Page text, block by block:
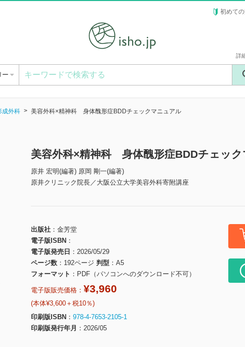
初めて
ー
詳
成外科 美容外科×精神科 身体醜形症BDDチェックマニュアル
美容外科×精神科 身体醜形症BDDチェック
原井 宏明(編著) 原岡 剛一(編著)
原井クリニック院長／大阪公立大学美容外科寄附講座
出版社
金芳堂
電子版ISBN
電子版発売日
2026/05/29
ページ数
192ページ 判型
A5
フォーマット
PDF（パソコンへのダウンロード不可）
電子版販売価格： ¥3,960
(本体¥3,600＋税10％)
印刷版ISBN
978-4-7653-2105-1
印刷版発行年月
2026/05